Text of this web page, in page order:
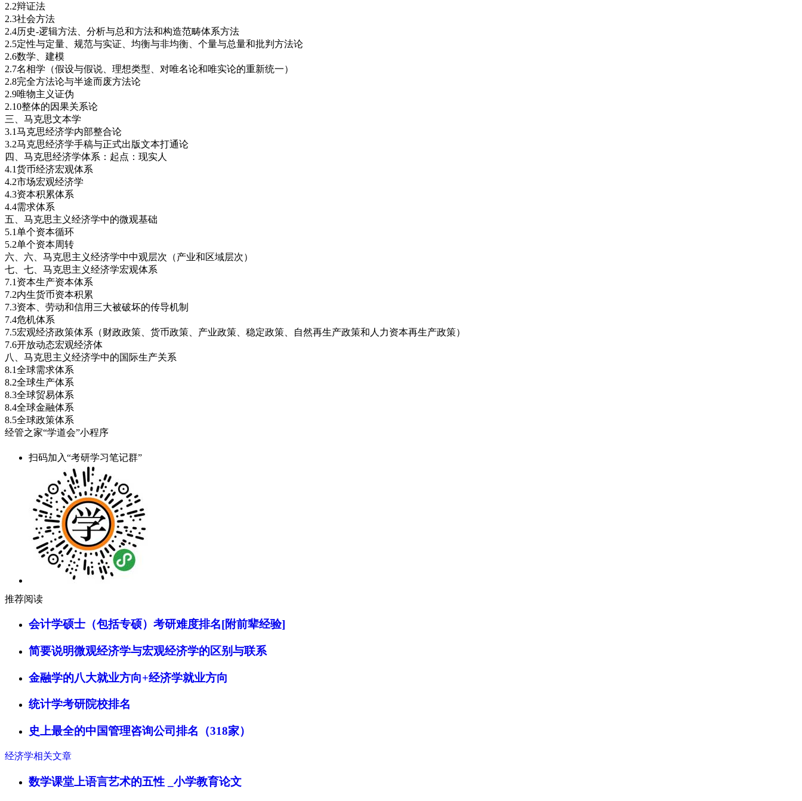
2.2辩证法
2.3社会方法
2.4历史-逻辑方法、分析与总和方法和构造范畴体系方法
2.5定性与定量、规范与实证、均衡与非均衡、个量与总量和批判方法论
2.6数学、建模
2.7名相学（假设与假说、理想类型、对唯名论和唯实论的重新统一）
2.8完全方法论与半途而废方法论
2.9唯物主义证伪
2.10整体的因果关系论
三、马克思文本学
3.1马克思经济学内部整合论
3.2马克思经济学手稿与正式出版文本打通论
四、马克思经济学体系：起点：现实人
4.1货币经济宏观体系
4.2市场宏观经济学
4.3资本积累体系
4.4需求体系
五、马克思主义经济学中的微观基础
5.1单个资本循环
5.2单个资本周转
六、六、马克思主义经济学中中观层次（产业和区域层次）
七、七、马克思主义经济学宏观体系
7.1资本生产资本体系
7.2内生货币资本积累
7.3资本、劳动和信用三大被破坏的传导机制
7.4危机体系
7.5宏观经济政策体系（财政政策、货币政策、产业政策、稳定政策、自然再生产政策和人力资本再生产政策）
7.6开放动态宏观经济体
八、马克思主义经济学中的国际生产关系
8.1全球需求体系
8.2全球生产体系
8.3全球贸易体系
8.4全球金融体系
8.5全球政策体系
经管之家“学道会”小程序
扫码加入“考研学习笔记群”
推荐阅读
会计学硕士（包括专硕）考研难度排名[附前辈经验]
简要说明微观经济学与宏观经济学的区别与联系
金融学的八大就业方向+经济学就业方向
统计学考研院校排名
史上最全的中国管理咨询公司排名（318家）
经济学相关文章
数学课堂上语言艺术的五性 _小学教育论文